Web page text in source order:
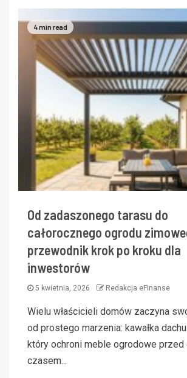
4 min read
Od zadaszonego tarasu do
całorocznego ogrodu
przewodnik krok po kroku dla
inwestorów
5 kwietnia, 2026 Redakcja eFinanse
Wielu właścicieli domów zaczyna
od prostego marzenia: kawałka
który ochroni meble ogrodowe
czasem...